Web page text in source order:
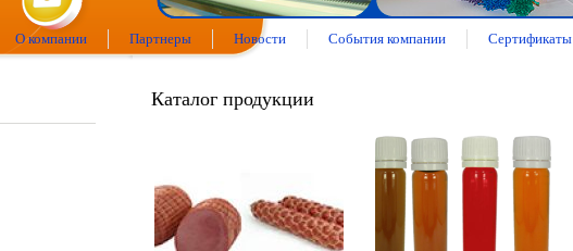
О компании Партнеры Новости События компании Сертификаты
Каталог продукции